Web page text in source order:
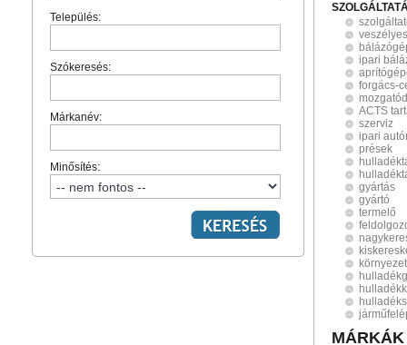
Település:
Szókeresés:
Márkanév:
Minősítés:
ipari
forgács-
ACTS
szerviz
ipari
prések
gyártás
gyártó
termelő
MÁRKÁK